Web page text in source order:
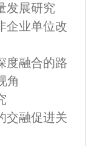
发展研究
企业单位改
度融合的路
角
交融促进关